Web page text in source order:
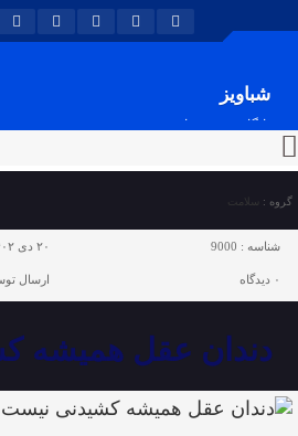
شباویز
پایگاه خبری شباویز
گروه : سلامت
شناسه : 9000 ۲۰ دی ۱۴۰۲ - ۲۱:۱۹
۰ دیدگاه ارسال
دندان عقل همیشه